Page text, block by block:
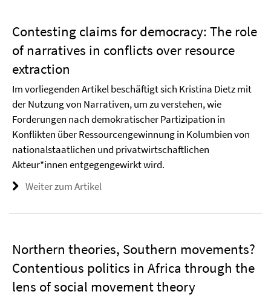
Contesting claims for democracy: The role
of narratives in conflicts over resource
extraction
Im vorliegenden Artikel beschäftigt sich Kristina Dietz mit
der Nutzung von Narrativen, um zu verstehen, wie
Forderungen nach demokratischer Partizipation in
Konflikten über Ressourcengewinnung in Kolumbien von
nationalstaatlichen und privatwirtschaftlichen
Akteur*innen entgegengewirkt wird.
Weiter zum Artikel
Northern theories, Southern movements?
Contentious politics in Africa through the
lens of social movement theory